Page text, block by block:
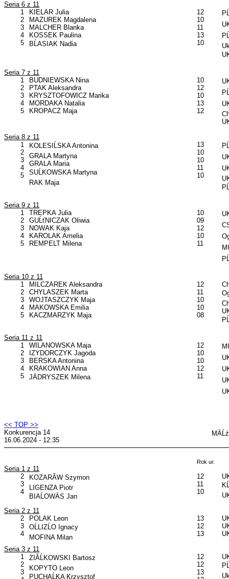
Seria 6 z 11
1
2
3
4
5
KIELAR Julia
MAZUREK Magdalena
MALCHER Blanka
KOSSEK Paulina
BĹASIAK Nadia
12
10
11
13
10
Seria 7 z 11
1
2
3
4
5
BUDNIEWSKA Nina
PTAK Aleksandra
KRYSZTOFOWICZ Marika
MORDAKA Natalia
KROPACZ Maja
10
12
10
13
12
Seria 8 z 11
1
2
3
4
5
KOLESIĹSKA Antonina
GRALA Martyna
GRALA Maria
SUĹKOWSKA Martyna
RAK Maja
13
10
10
11
10
Seria 9 z 11
1
2
3
4
5
TREPKA Julia
GUĹťNICZAK Oliwia
NOWAK Kaja
KAROLAK Amelia
REMPELT Milena
10
09
12
10
11
Seria 10 z 11
1
2
3
4
5
MILCZAREK Aleksandra
CHYLASZEK Marta
WOJTASZCZYK Maja
MAKOWSKA Emilia
KACZMARZYK Maja
12
11
10
10
08
Seria 11 z 11
1
2
3
4
5
WILANOWSKA Maja
IZYDORCZYK Jagoda
BERSKA Antonina
KRAKOWIAN Anna
JÄDRYSZEK Milena
12
10
10
12
11
<< TOP >>
Konkurencja 14
16.06.2024 - 12:35
Rok ur.
Seria 1 z 11
2
3
4
KOZARĂW Szymon
LIGENZA Piotr
BIAĹOWÄS Jan
12
11
10
Seria 2 z 11
2
3
4
POLAK Leon
OĹLIZĹO Ignacy
MOFINA Milan
13
12
13
Seria 3 z 11
1
2
3
ZIĂĹKOWSKI Bartosz
KOPYTO Leon
PUCHAĹKA Krzysztof
12
12
13